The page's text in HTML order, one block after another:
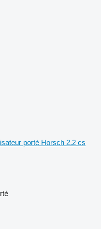
porté Horsch 2.2 cs